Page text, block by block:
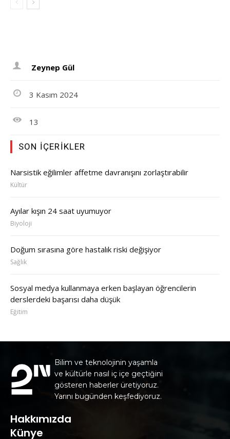
Zeynep Gül
3 Kasım 2024
13
SON İÇERIKLER
Narsistik eğilimler affetme davranışını zorlaştırabilir
Kültür
Ayılar kışın 24 saat uyumuyor
Biyoloji
Doğum sırasına göre hastalık riski değişiyor
Sağlık
Sosyal medya kullanmaya erken başlayan öğrencilerin
derslerdeki başarısı daha düşük
Eğitim
Bilim ve teknolojinin yaşamla
ve kültürle nasıl iç içe geçtiğini
gösteren haberler üretiyoruz.
Yarını bugünden keşfediyoruz.
Hakkımızda
Künye